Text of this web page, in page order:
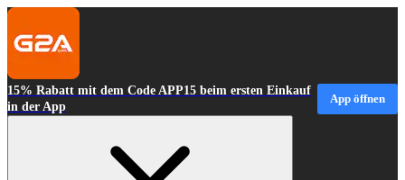
15% Rabatt mit dem Code APP15 beim ersten Einkauf
in der App
App öffnen